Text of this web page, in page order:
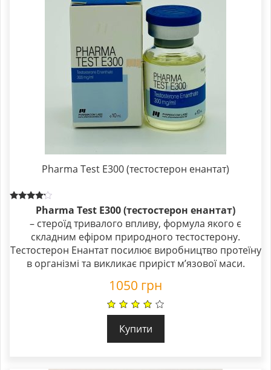
Pharma Test E300 (тестостерон енантат)
Rated
out of 5
Pharma Test E300 (тестостерон енантат)
– стероїд тривалого впливу, формула якого є
складним ефіром природного тестостерону.
Тестостерон Енантат посилює виробництво протеїну
в організмі та викликає приріст м’язової маси.
1050 грн
Купити